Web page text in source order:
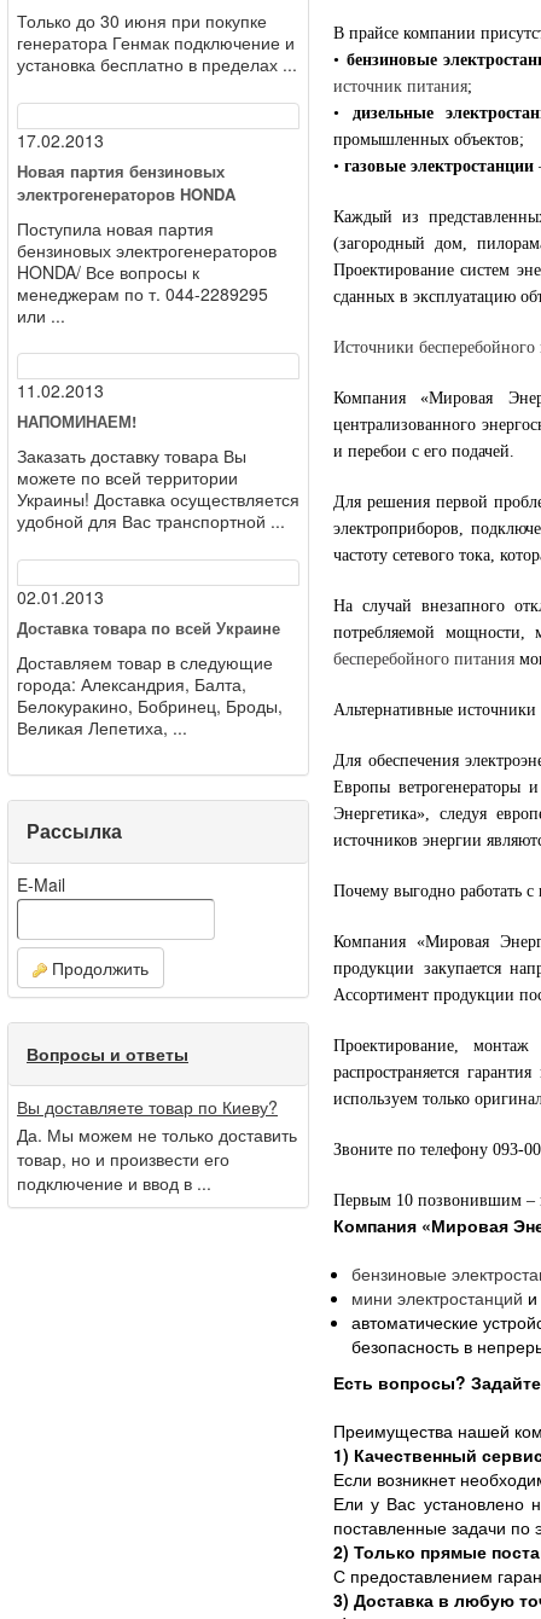
Только до 30 июня при покупке
генератора Генмак подключение и
установка бесплатно в пределах ...
17.02.2013
Новая партия бензиновых
электрогенераторов HONDA
Поступила новая партия
бензиновых электрогенераторов
HONDA/ Все вопросы к
менеджерам по т. 044-2289295
или ...
11.02.2013
НАПОМИНАЕМ!
Заказать доставку товара Вы
можете по всей территории
Украины! Доставка осуществляется
удобной для Вас транспортной ...
02.01.2013
Доставка товара по всей Украине
Доставляем товар в следующие
города: Александрия, Балта,
Белокуракино, Бобринец, Броды,
Великая Лепетиха, ...
Рассылка
E-Mail
Продолжить
Вопросы и ответы
Вы доставляете товар по Киеву?
Да. Мы можем не только доставить
товар, но и произвести его
подключение и ввод в ...
В прайсе компании
• бензиновые
источник питания;
•
дизельные
промышленных объектов;
• газовые электростанции
Каждый из
(загородный дом,
Проектирование систем
сданных в эксплуатацию
Источники бесперебойного
Компания «Мировая
централизованного
и перебои с его подачей.
Для решения первой
электроприборов,
частоту сетевого тока,
На случай внезапного
потребляемой
бесперебойного питания
Альтернативные источники
Для обеспечения
Европы ветрогенераторы
Энергетика», следуя
источников энергии
Почему выгодно работать с
Компания «Мировая
продукции закупается
Ассортимент продукции
Проектирование,
распространяется
используем только
Звоните по телефону 093-
Первым 10 позвонившим –
Компания «Мировая
бензиновые
мини электростанций и
автоматические
безопасность в
Есть вопросы?
Преимущества нашей
1) Качественный
Если возникнет
Ели у Вас установлено
поставленные задачи по
2) Только прямые
С предоставлением
3) Доставка в любую